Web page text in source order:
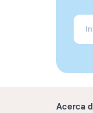
Acerca